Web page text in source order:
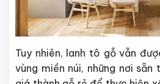
Tuy nhiên, lanh tô gỗ vẫn
vùng miền núi, những nơi sẵn